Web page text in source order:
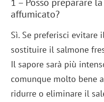
1 – Posso preparare
affumicato?
Sì. Se preferisci evitare
sostituire il salmone
Il sapore sarà più
comunque molto bene
ridurre o eliminare il